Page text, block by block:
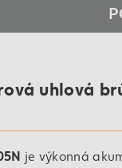
uhlová
je výkonná